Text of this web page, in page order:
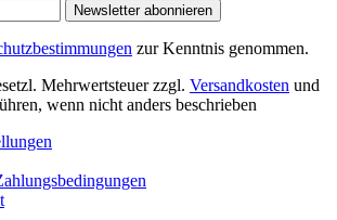
Newsletter abonnieren
zur Kenntnis genommen.
Mehrwertsteuer zzgl. Versandkosten und
wenn nicht anders beschrieben